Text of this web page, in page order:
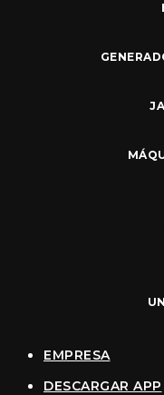
EMPRESA
DESCARGAR APP